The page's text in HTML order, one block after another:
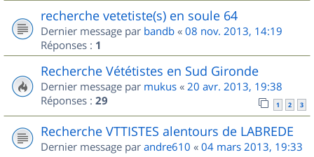
recherche vetetiste(s) en soule 64
Dernier message par bandb « 08 nov. 2013, 14:19
Réponses : 1
Recherche Vététistes en Sud Gironde
Dernier message par mukus « 20 avr. 2013, 19:38
Réponses : 29 1 2 3
Recherche VTTISTES alentours de LABREDE
Dernier message par andre610 « 04 mars 2013, 19:33